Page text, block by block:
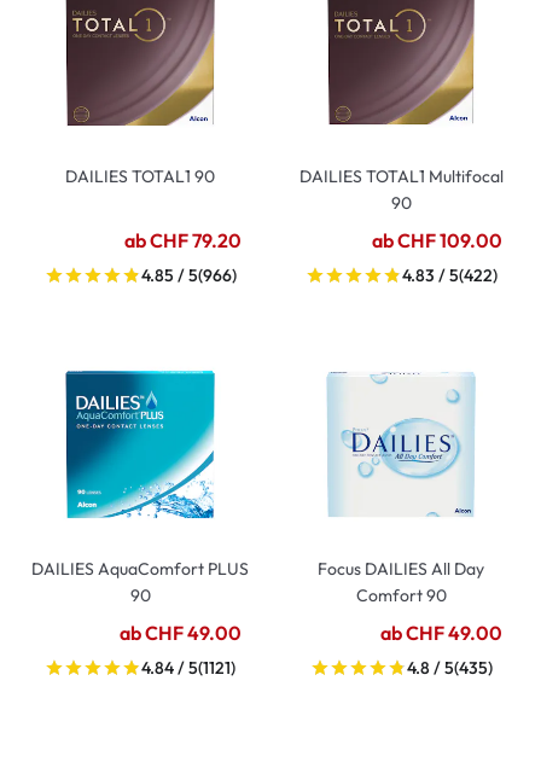
DAILIES TOTAL1 90
ab CHF 79.20
4.85 / 5(966)
DAILIES TOTAL1 Multifocal
90
ab CHF 109.00
4.83 / 5(422)
DAILIES AquaComfort PLUS
90
ab CHF 49.00
4.84 / 5(1121)
Focus DAILIES All Day
Comfort 90
ab CHF 49.00
4.8 / 5(435)